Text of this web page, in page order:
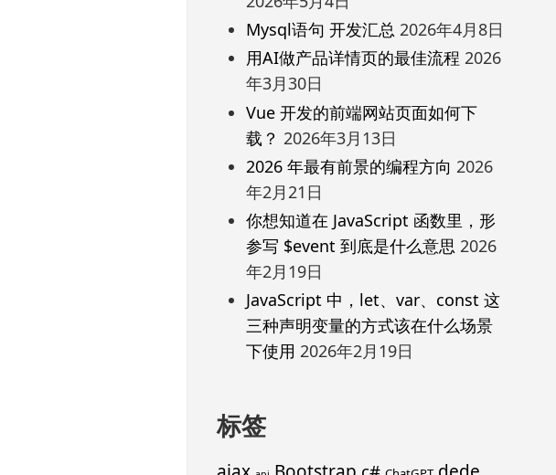
Mysql语句 开发汇总 2026年4月8日
用AI做产品详情页的最佳流程 2026
年3月30日
Vue 开发的前端网站页面如何下
载？ 2026年3月13日
2026 年最有前景的编程方向 2026
年2月21日
你想知道在 JavaScript 函数里，形
参写 $event 到底是什么意思 2026
年2月19日
JavaScript 中，let、var、const 这
三种声明变量的方式该在什么场景
下使用 2026年2月19日
标签